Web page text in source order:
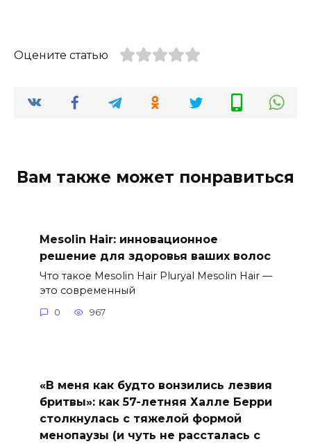
Оцените статью
Вам также может понравиться
Mesolin Hair: инновационное
решение для здоровья ваших волос
Что такое Mesolin Hair Pluryal Mesolin Hair —
это современный
0 967
«В меня как будто вонзились лезвия
бритвы»: как 57-летняя Халле Берри
столкнулась с тяжелой формой
менопаузы (и чуть не рассталась с